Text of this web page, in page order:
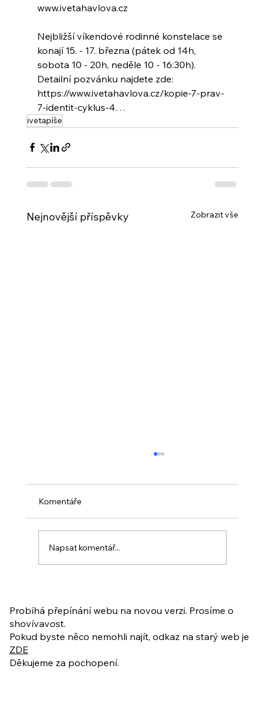
www.ivetahavlova.cz
Nejbližší víkendové rodinné konstelace se
konají 15. - 17. března (pátek od 14h,
sobota 10 - 20h, neděle 10 - 16:30h).
Detailní pozvánku najdete zde:
https://www.ivetahavlova.cz/kopie-7-prav-
7-identit-cyklus-4…
ivetapíše
Nejnovější příspěvky Zobrazit vše
ukázkové lekce
Komentáře
Napsat komentář...
Probíhá přepínání webu na novou verzi. Prosíme o
shovívavost.
Pokud byste něco nemohli najít, odkaz na starý web je
ZDE
Děkujeme za pochopení.